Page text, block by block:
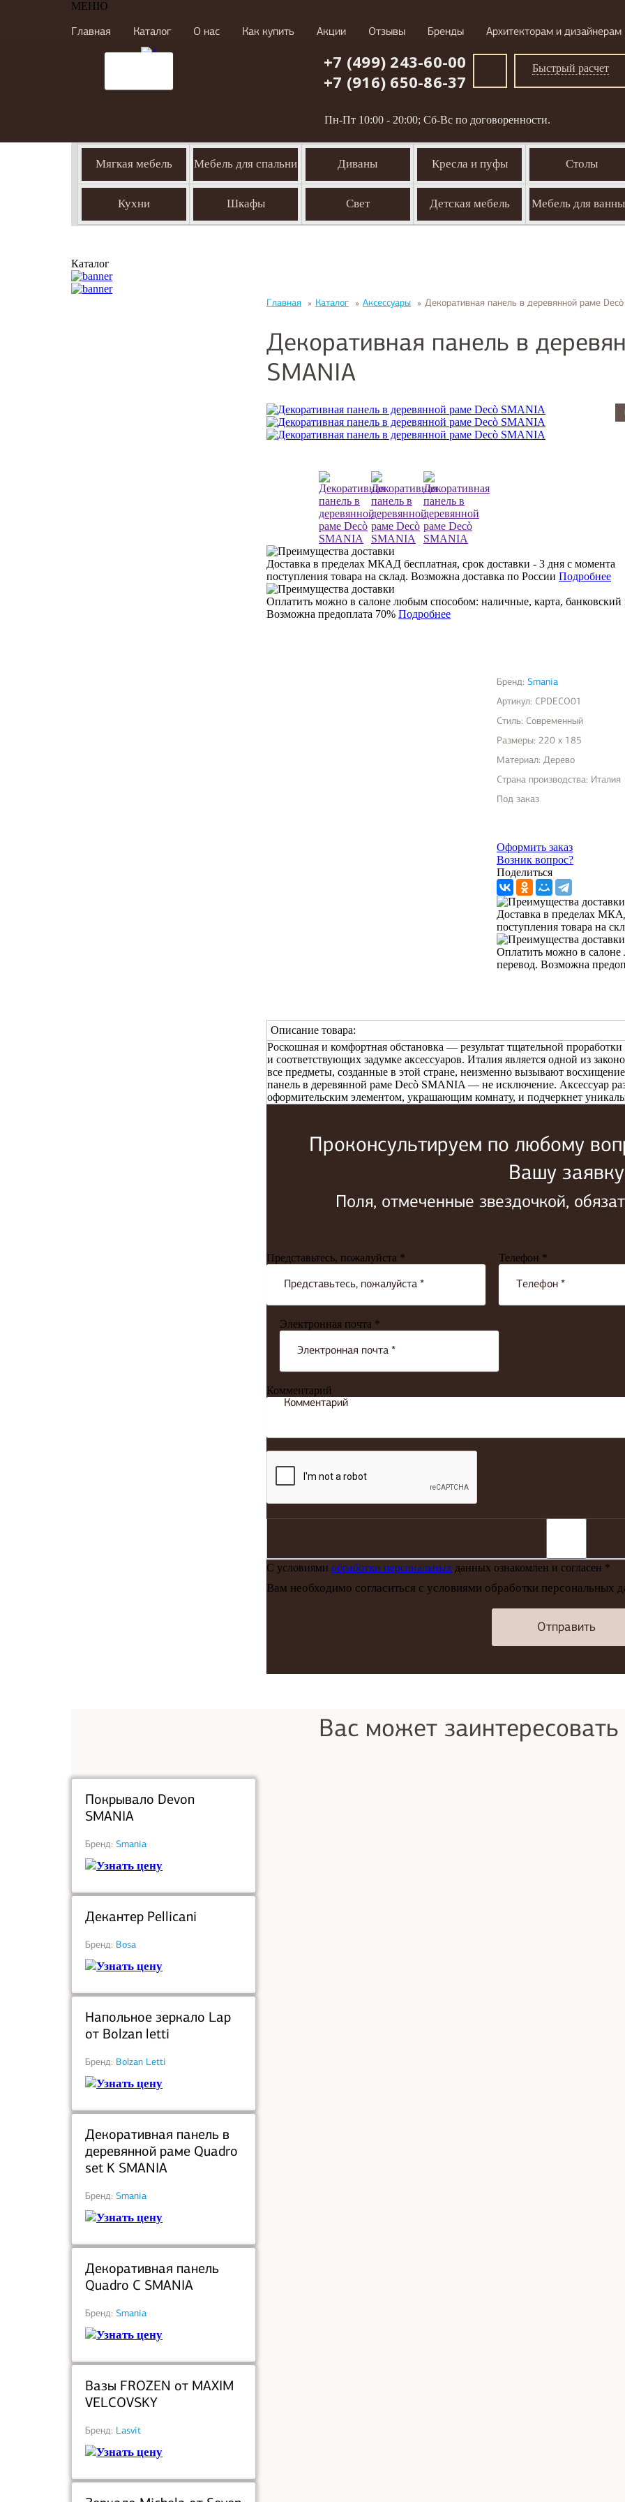
МЕНЮ
Главная Каталог О нас Как купить Акции Отзывы Бренды Архитекторам и дизайнерам
Пн-Пт 10:00 - 20:00; Сб-Вс по договоренности.
+7 (499) 243-60-00
+7 (916) 650-86-37
Быстрый расчет
Мягкая мебель Мебель для спальни Диваны Кресла и пуфы Столы
Кухни Шкафы Свет Детская мебель Мебель для
Каталог
Главная » Каталог » Аксессуары » Декоративная панель в деревянной раме
Декоративная панель в
SMANIA
Доставка в пределах МКАД бесплатная, срок доставки - 3 дня с момента
поступления товара на склад. Возможна доставка по России Подробнее
Оплатить можно в салоне любым способом: наличные, карта, банковский
Возможна предоплата 70% Подробнее
Бренд: Smania
Артикул: CPDECO01
Стиль: Современный
Размеры: 220 x 185
Материал: Дерево
Страна производства: Италия
Под заказ
Оформить заказ
Возник вопрос?
Поделиться
Доставка в пределах
поступления товара на
Оплатить можно в
перевод. Возможна
Описание товара:
Роскошная и комфортная обстановка — результат тщательной
и соответствующих задумке аксессуаров. Италия является одной из
все предметы, созданные в этой стране, неизменно вызывают
панель в деревянной раме Decò SMANIA — не исключение. Аксессуар
оформительским элементом, украшающим комнату, и подчеркнет
Проконсультируем по любому
Вашу заявку
Поля, отмеченные звездочкой,
Представьтесь, пожалуйста * Телефон *
Электронная почта *
Комментарий
С условиями обработки персональных данных ознакомлен и согласен *
Вам необходимо согласиться с условиями обработки персональных
Отправить
Вас может заинтересовать
Покрывало Devon
SMANIA
Бренд: Smania
Узнать цену
Декантер Pellicani
Бренд: Bosa
Узнать цену
Напольное зеркало Lap
от Bolzan letti
Бренд: Bolzan Letti
Узнать цену
Декоративная панель в
деревянной раме Quadro
set K SMANIA
Бренд: Smania
Узнать цену
Декоративная панель
Quadro C SMANIA
Бренд: Smania
Узнать цену
Вазы FROZEN от MAXIM
VELCOVSKY
Бренд: Lasvit
Узнать цену